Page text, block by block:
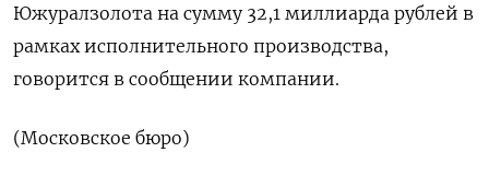
‌Южуралзолота ​на ‌сумму ​32,1 ​миллиарда рублей ‌в
​рамках ​исполнительного ⁠производства,
‌говорится ‌в сообщении ​компании.
(Московское ‌бюро)